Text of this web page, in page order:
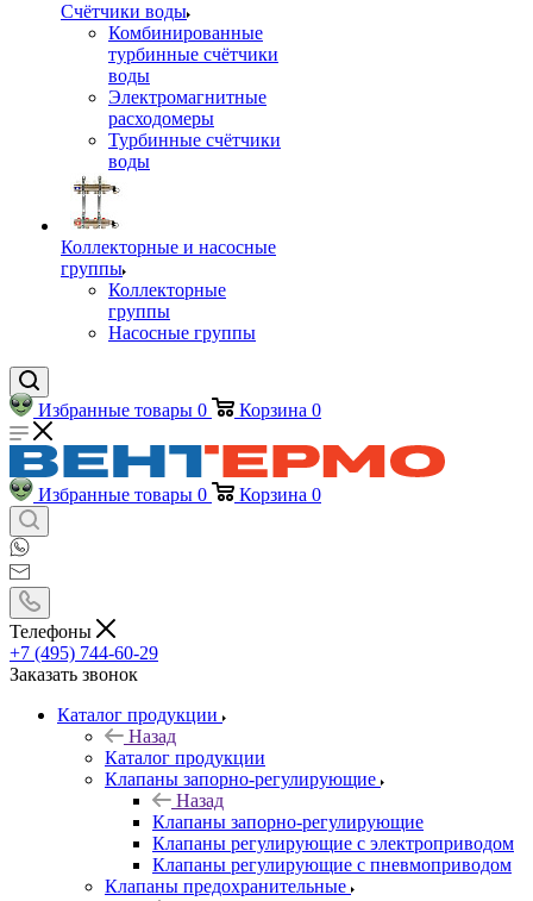
Счётчики воды
Комбинированные
турбинные счётчики
воды
Электромагнитные
расходомеры
Турбинные счётчики
воды
Коллекторные и насосные
группы
Коллекторные
группы
Насосные группы
Избранные товары 0 Корзина 0
Избранные товары 0 Корзина 0
Телефоны
+7 (495) 744-60-29
Заказать звонок
Каталог продукции
Назад
Каталог продукции
Клапаны запорно-регулирующие
Назад
Клапаны запорно-регулирующие
Клапаны регулирующие с электроприводом
Клапаны регулирующие с пневмоприводом
Клапаны предохранительные